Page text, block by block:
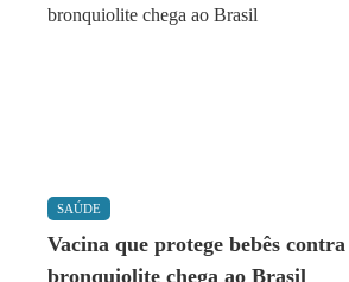
SAÚDE
Vacina que protege bebês contra
bronquiolite chega ao Brasil